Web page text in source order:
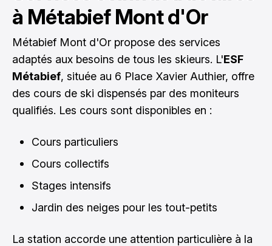
à Métabief Mont d'Or
Métabief Mont d'Or propose des services
adaptés aux besoins de tous les skieurs. L'ESF
Métabief, située au 6 Place Xavier Authier, offre
des cours de ski dispensés par des moniteurs
qualifiés. Les cours sont disponibles en :
Cours particuliers
Cours collectifs
Stages intensifs
Jardin des neiges pour les tout-petits
La station accorde une attention particulière à la